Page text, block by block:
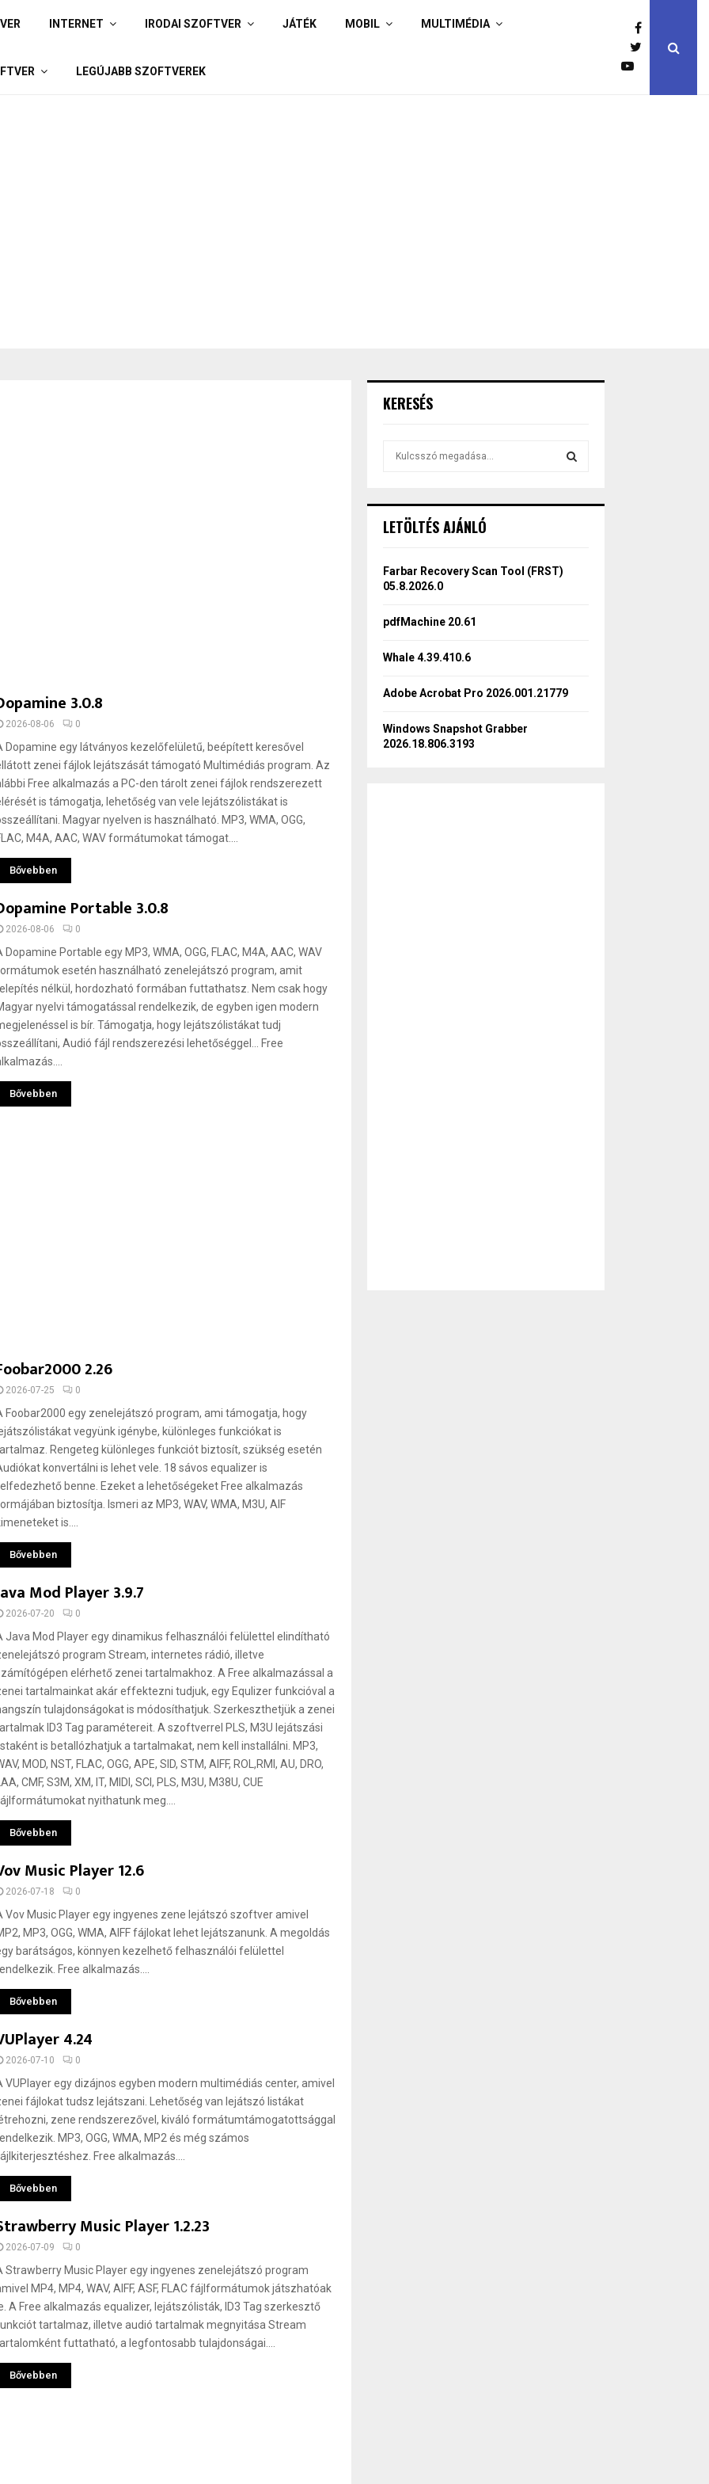
INTERNET IRODAI SZOFTVER JÁTÉK MOBIL MULTIMÉDIA
LEGÚJABB SZOFTVEREK
3.0.8
2026-08-06 0
Dopamine egy látványos kezelőfelületű, beépített keresővel
zenei fájlok lejátszását támogató Multimédiás program. Az
Free alkalmazás a PC-den tárolt zenei fájlok rendszerezett
is támogatja, lehetőség van vele lejátszólistákat is
Magyar nyelven is használható. MP3, WMA, OGG,
M4A, AAC, WAV formátumokat támogat....
Bővebben
Portable 3.0.8
2026-08-06 0
Dopamine Portable egy MP3, WMA, OGG, FLAC, M4A, AAC, WAV
esetén használható zenelejátszó program, amit
nélkül, hordozható formában futtathatsz. Nem csak hogy
nyelvi támogatással rendelkezik, de egyben igen modern
is bír. Támogatja, hogy lejátszólistákat tudj
Audió fájl rendszerezési lehetőséggel... Free
Bővebben
2.26
2026-07-25 0
Foobar2000 egy zenelejátszó program, ami támogatja, hogy
vegyünk igénybe, különleges funkciókat is
Rengeteg különleges funkciót biztosít, szükség esetén
konvertálni is lehet vele. 18 sávos equalizer is
benne. Ezeket a lehetőségeket Free alkalmazás
biztosítja. Ismeri az MP3, WAV, WMA, M3U, AIF
is....
Bővebben
Mod Player 3.9.7
2026-07-20 0
Java Mod Player egy dinamikus felhasználói felülettel elindítható
program Stream, internetes rádió, illetve
elérhető zenei tartalmakhoz. A Free alkalmazással a
tartalmainkat akár effektezni tudjuk, egy Equlizer funkcióval a
tulajdonságokat is módosíthatjuk. Szerkeszthetjük a zenei
ID3 Tag paramétereit. A szoftverrel PLS, M3U lejátszási
is betallózhatjuk a tartalmakat, nem kell installálni. MP3,
MOD, NST, FLAC, OGG, APE, SID, STM, AIFF, ROL,RMI, AU, DRO,
CMF, S3M, XM, IT, MIDI, SCI, PLS, M3U, M38U, CUE
nyithatunk meg....
Bővebben
Music Player 12.6
2026-07-18 0
Vov Music Player egy ingyenes zene lejátszó szoftver amivel
MP3, OGG, WMA, AIFF fájlokat lehet lejátszanunk. A megoldás
barátságos, könnyen kezelhető felhasználói felülettel
Free alkalmazás....
Bővebben
4.24
2026-07-10 0
VUPlayer egy dizájnos egyben modern multimédiás center, amivel
fájlokat tudsz lejátszani. Lehetőség van lejátszó listákat
zene rendszerezővel, kiváló formátumtámogatottsággal
MP3, OGG, WMA, MP2 és még számos
Free alkalmazás....
Bővebben
Music Player 1.2.23
2026-07-09 0
Strawberry Music Player egy ingyenes zenelejátszó program
MP4, MP4, WAV, AIFF, ASF, FLAC fájlformátumok játszhatóak
A Free alkalmazás equalizer, lejátszólisták, ID3 Tag szerkesztő
tartalmaz, illetve audió tartalmak megnyitása Stream
futtatható, a legfontosabb tulajdonságai....
Bővebben
KERESÉS
h
o
r
LETÖLTÉS AJÁNLÓ
Farbar Recovery Scan Tool (FRST)
05.8.2026.0
pdfMachine 20.61
Whale 4.39.410.6
Adobe Acrobat Pro 2026.001.21779
Windows Snapshot Grabber
2026.18.806.3193